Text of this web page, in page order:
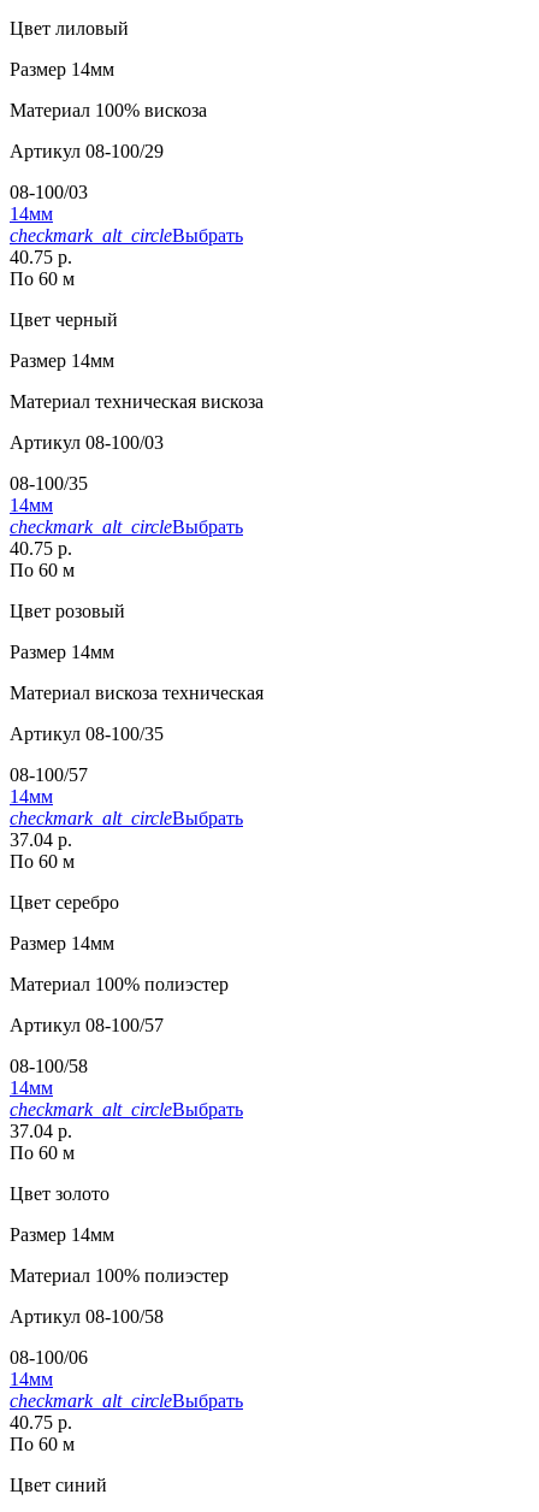
Цвет лиловый
Размер 14мм
Материал 100% вискоза
Артикул 08-100/29
08-100/03
14мм
checkmark_alt_circleВыбрать
40.75 р.
По 60 м
Цвет черный
Размер 14мм
Материал техническая вискоза
Артикул 08-100/03
08-100/35
14мм
checkmark_alt_circleВыбрать
40.75 р.
По 60 м
Цвет розовый
Размер 14мм
Материал вискоза техническая
Артикул 08-100/35
08-100/57
14мм
checkmark_alt_circleВыбрать
37.04 р.
По 60 м
Цвет серебро
Размер 14мм
Материал 100% полиэстер
Артикул 08-100/57
08-100/58
14мм
checkmark_alt_circleВыбрать
37.04 р.
По 60 м
Цвет золото
Размер 14мм
Материал 100% полиэстер
Артикул 08-100/58
08-100/06
14мм
checkmark_alt_circleВыбрать
40.75 р.
По 60 м
Цвет синий